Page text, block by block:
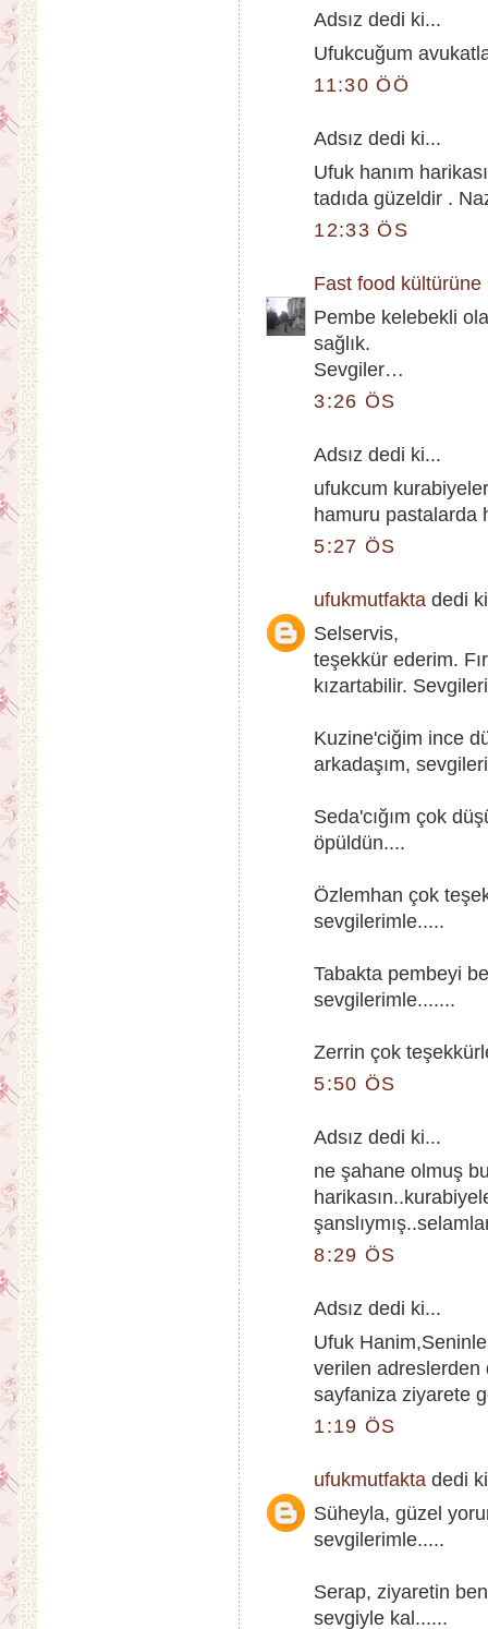
Adsız dedi ki...
Ufukcuğum
11:30 ÖÖ
Adsız dedi ki...
Ufuk hanım
tadıda güzeldir .
12:33 ÖS
Fast food
Pembe kelebekli
sağlık.
Sevgiler…
3:26 ÖS
Adsız dedi ki...
ufukcum
hamuru pastalarda
5:27 ÖS
ufukmutfakta dedi
Selservis,
teşekkür ederim.
kızartabilir.
Kuzine'ciğim ince
arkadaşım,
Seda'cığım çok
öpüldün....
Özlemhan çok
sevgilerimle.....
Tabakta pembeyi
sevgilerimle.......
Zerrin çok
5:50 ÖS
Adsız dedi ki...
ne şahane olmuş
8:29 ÖS
Adsız dedi ki...
Ufuk
verilen
sayfaniza ziyarete
1:19 ÖS
ufukmutfakta dedi
Süheyla, güzel
sevgilerimle.....
Serap, ziyaretin
sevgiyle kal......